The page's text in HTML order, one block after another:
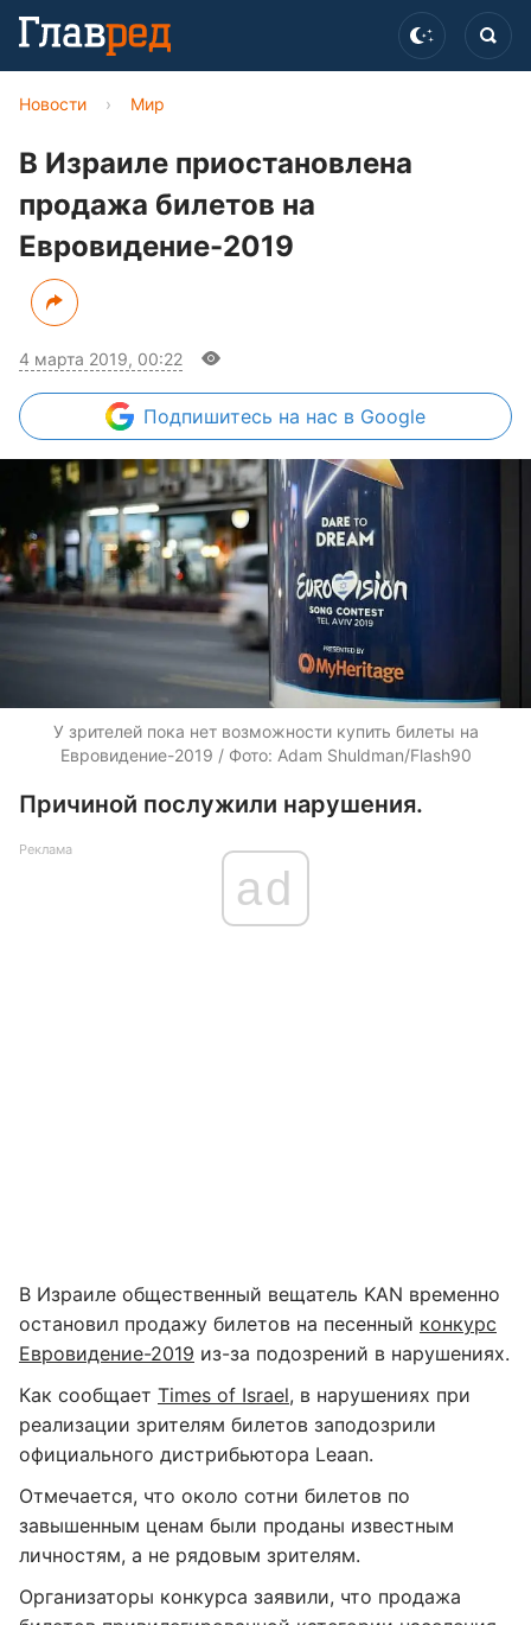
Новости › Мир
В Израиле приостановлена
продажа билетов на
Евровидение-2019
4 марта 2019, 00:22
Подпишитесь на нас в Google
У зрителей пока нет возможности купить билеты на
Евровидение-2019 / Фото: Adam Shuldman/Flash90
Причиной послужили нарушения.
Реклама
ad
В Израиле общественный вещатель KAN временно
остановил продажу билетов на песенный конкурс
Евровидение-2019 из-за подозрений в нарушениях.
Как сообщает Times of Israel, в нарушениях при
реализации зрителям билетов заподозрили
официального дистрибьютора Leaan.
Отмечается, что около сотни билетов по
завышенным ценам были проданы известным
личностям, а не рядовым зрителям.
Организаторы конкурса заявили, что продажа